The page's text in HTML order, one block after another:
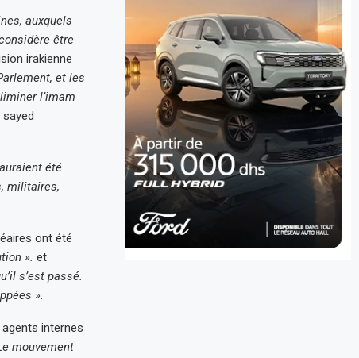
auxquels
être
irakienne
et les
l’imam
été
militaires,
ont été
». et
s’est passé.
».
internes
mouvement